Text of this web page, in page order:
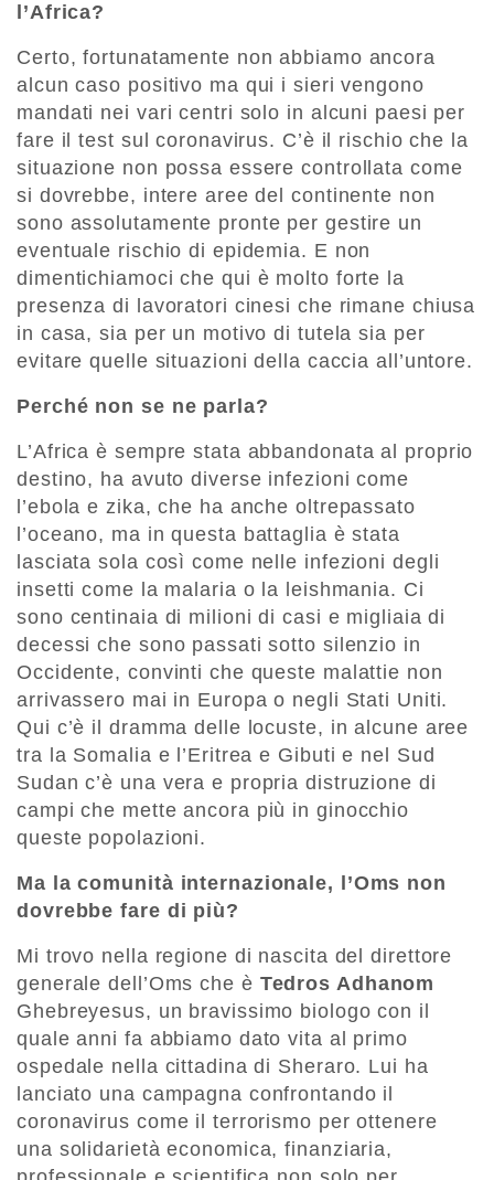
l’Africa?
Certo, fortunatamente non abbiamo ancora
alcun caso positivo ma qui i sieri vengono
mandati nei vari centri solo in alcuni paesi per
fare il test sul coronavirus. C’è il rischio che la
situazione non possa essere controllata come
si dovrebbe, intere aree del continente non
sono assolutamente pronte per gestire un
eventuale rischio di epidemia. E non
dimentichiamoci che qui è molto forte la
presenza di lavoratori cinesi che rimane chiusa
in casa, sia per un motivo di tutela sia per
evitare quelle situazioni della caccia all’untore.
Perché non se ne parla?
L’Africa è sempre stata abbandonata al proprio
destino, ha avuto diverse infezioni come
l’ebola e zika, che ha anche oltrepassato
l’oceano, ma in questa battaglia è stata
lasciata sola così come nelle infezioni degli
insetti come la malaria o la leishmania. Ci
sono centinaia di milioni di casi e migliaia di
decessi che sono passati sotto silenzio in
Occidente, convinti che queste malattie non
arrivassero mai in Europa o negli Stati Uniti.
Qui c’è il dramma delle locuste, in alcune aree
tra la Somalia e l’Eritrea e Gibuti e nel Sud
Sudan c’è una vera e propria distruzione di
campi che mette ancora più in ginocchio
queste popolazioni.
Ma la comunità internazionale, l’Oms non
dovrebbe fare di più?
Mi trovo nella regione di nascita del direttore
generale dell’Oms che è Tedros Adhanom
Ghebreyesus, un bravissimo biologo con il
quale anni fa abbiamo dato vita al primo
ospedale nella cittadina di Sheraro. Lui ha
lanciato una campagna confrontando il
coronavirus come il terrorismo per ottenere
una solidarietà economica, finanziaria,